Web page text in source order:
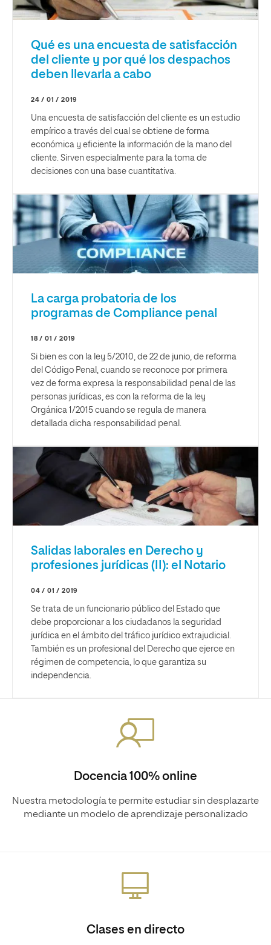
Qué es una encuesta de satisfacción
del cliente y por qué los despachos
deben llevarla a cabo
24 / 01 / 2019
Una encuesta de satisfacción del cliente es un estudio
empírico a través del cual se obtiene de forma
económica y eficiente la información de la mano del
cliente. Sirven especialmente para la toma de
decisiones con una base cuantitativa.
La carga probatoria de los
programas de Compliance penal
18 / 01 / 2019
Si bien es con la ley 5/2010, de 22 de junio, de reforma
del Código Penal, cuando se reconoce por primera
vez de forma expresa la responsabilidad penal de las
personas jurídicas, es con la reforma de la ley
Orgánica 1/2015 cuando se regula de manera
detallada dicha responsabilidad penal.
Salidas laborales en Derecho y
profesiones jurídicas (II): el Notario
04 / 01 / 2019
Se trata de un funcionario público del Estado que
debe proporcionar a los ciudadanos la seguridad
jurídica en el ámbito del tráfico jurídico extrajudicial.
También es un profesional del Derecho que ejerce en
régimen de competencia, lo que garantiza su
independencia.
Docencia 100% online
Nuestra metodología te permite estudiar sin desplazarte
mediante un modelo de aprendizaje personalizado
Clases en directo